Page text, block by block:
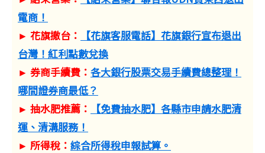
電商！
► 花旗撤台：
【花旗客服電話】花旗銀行宣布退出
台灣！紅利點數兌換
► 券商手續費： 各大銀行股票交易手續費總整理！
哪間證券商最低？
► 抽水肥推薦：
【免費抽水肥】各縣市申請水肥清
運、清溝服務！
► 所得稅： 綜合所得稅申報試算。